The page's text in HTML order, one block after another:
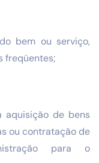
bem ou serviço,
freqüentes;
aquisição de bens
ou contratação de
para o